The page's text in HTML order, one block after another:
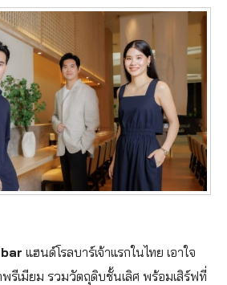
แฮนด์โรลบาร์เจ้าแรกในไทย เอาใจ
รีเมียม รวมวัตถุดิบชั้นเลิศ พร้อมเสิร์ฟที่